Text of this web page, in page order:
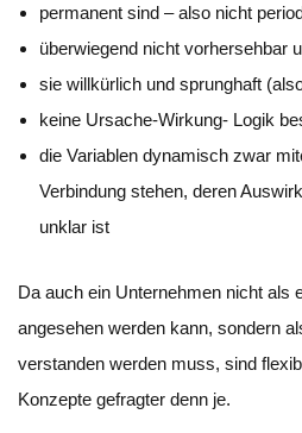
permanent sind – also nicht
überwiegend nicht vorhersehbar
sie willkürlich und sprunghaft
keine Ursache-Wirkung- Logik
die Variablen dynamisch zwar
Verbindung stehen, deren
unklar ist
Da auch ein Unternehmen nicht als
angesehen werden kann, sondern
verstanden werden muss, sind
Konzepte gefragter denn je.